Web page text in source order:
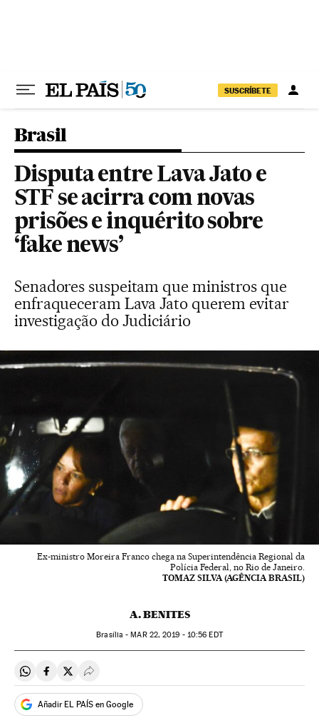
SUSCRÍBETE
Brasil
Disputa entre Lava Jato e
STF se acirra com novas
prisões e inquérito sobre
‘fake news’
Senadores suspeitam que ministros que
enfraqueceram Lava Jato querem evitar
investigação do Judiciário
Ex-ministro Moreira Franco chega na Superintendência Regional da
Polícia Federal, no Rio de Janeiro.
TOMAZ SILVA (AGÊNCIA BRASIL)
A. BENITES
Brasília - MAR22, 2019 - 10:56 EDT
Compartir en Whatsapp
Compartir en Facebook
Compartir en Twitter
Desplegar Redes Sociales
Añadir EL PAÍS en Google